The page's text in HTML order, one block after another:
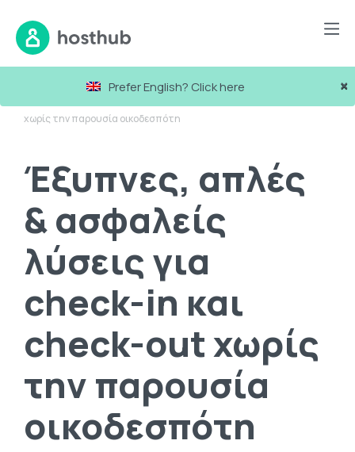
×
Prefer English? Click here
χωρίς την παρουσία οικοδεσπότη
Έξυπνες, απλές
& ασφαλείς
λύσεις για
check-in και
check-out χωρίς
την παρουσία
οικοδεσπότη